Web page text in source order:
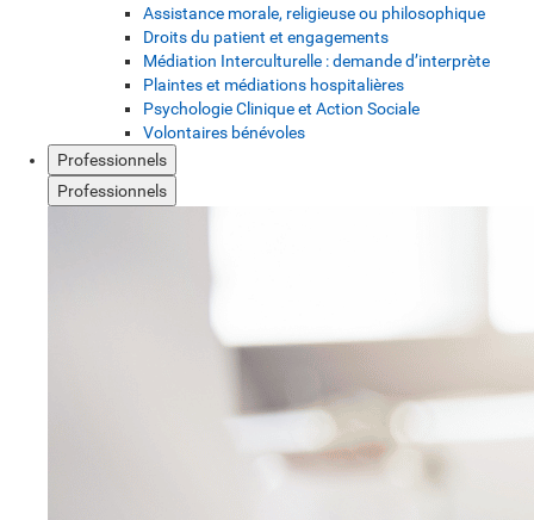
Assistance morale, religieuse ou philosophique
Droits du patient et engagements
Médiation Interculturelle : demande d’interprète
Plaintes et médiations hospitalières
Psychologie Clinique et Action Sociale
Volontaires bénévoles
Professionnels
Professionnels